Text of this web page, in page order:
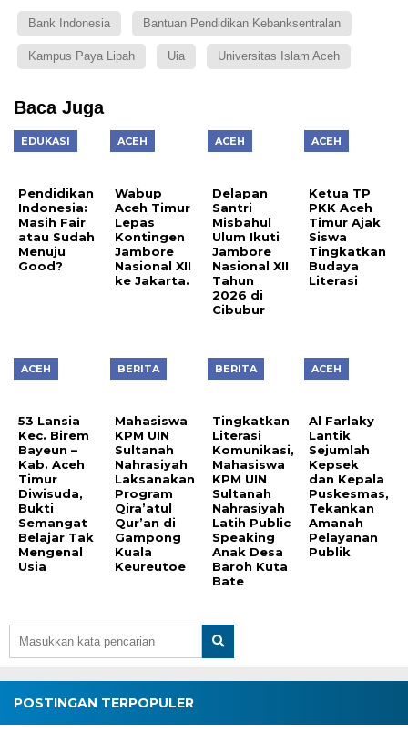
Bank Indonesia Bantuan Pendidikan Kebanksentralan
Kampus Paya Lipah Uia Universitas Islam Aceh
Baca Juga
EDUKASI
Pendidikan
Indonesia:
Masih Fair
atau Sudah
Menuju
Good?
ACEH
Wabup
Aceh Timur
Lepas
Kontingen
Jambore
Nasional XII
ke Jakarta.
ACEH
Delapan
Santri
Misbahul
Ulum Ikuti
Jambore
Nasional XII
Tahun
2026 di
Cibubur
ACEH
Ketua TP
PKK Aceh
Timur Ajak
Siswa
Tingkatkan
Budaya
Literasi
ACEH
53 Lansia
Kec. Birem
Bayeun –
Kab. Aceh
Timur
Diwisuda,
Bukti
Semangat
Belajar Tak
Mengenal
Usia
BERITA
Mahasiswa
KPM UIN
Sultanah
Nahrasiyah
Laksanakan
Program
Qira’atul
Qur’an di
Gampong
Kuala
Keureutoe
BERITA
Tingkatkan
Literasi
Komunikasi,
Mahasiswa
KPM UIN
Sultanah
Nahrasiyah
Latih Public
Speaking
Anak Desa
Baroh Kuta
Bate
ACEH
Al Farlaky
Lantik
Sejumlah
Kepsek
dan Kepala
Puskesmas,
Tekankan
Amanah
Pelayanan
Publik
POSTINGAN TERPOPULER